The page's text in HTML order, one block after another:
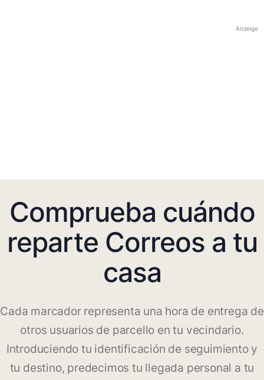
Anzeige
Comprueba cuándo
reparte Correos a tu
casa
Cada marcador representa una hora de entrega de
otros usuarios de parcello en tu vecindario.
Introduciendo tu identificación de seguimiento y
tu destino, predecimos tu llegada personal a tu